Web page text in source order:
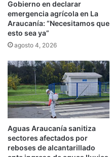
Gobierno en declarar
emergencia agrícola en La
Araucanía: “Necesitamos que
esto sea ya”
agosto 4, 2026
Aguas Araucanía sanitiza
sectores afectados por
reboses de alcantarillado